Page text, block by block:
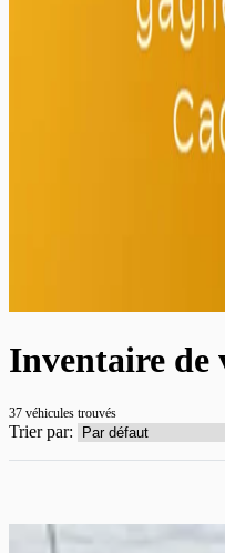
Inventaire de
37 véhicules trouvés
Trier par: